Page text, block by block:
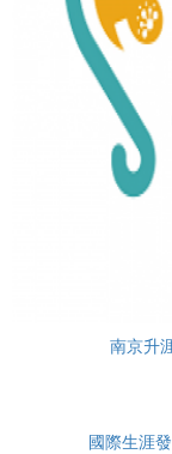
南京升
國際生涯